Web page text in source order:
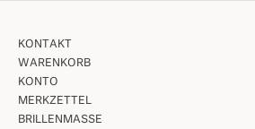
KONTAKT
WARENKORB
KONTO
MERKZETTEL
BRILLENMASSE